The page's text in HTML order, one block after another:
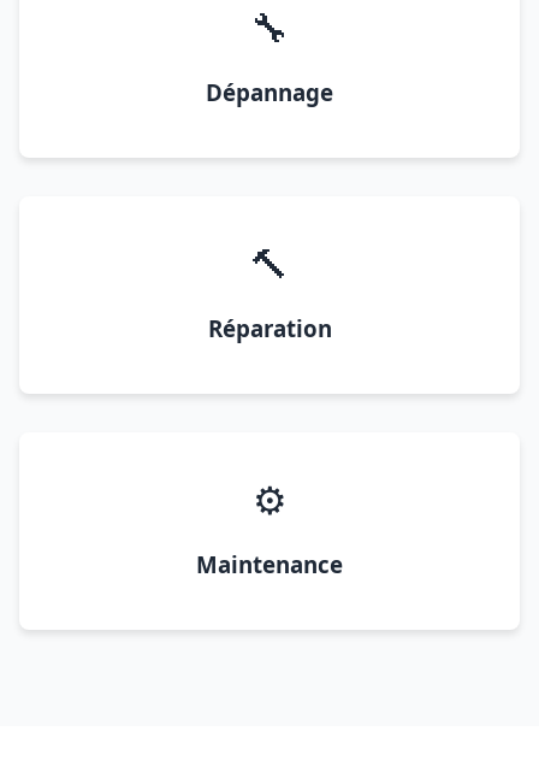
🔧
Dépannage
🔨
Réparation
⚙️
Maintenance